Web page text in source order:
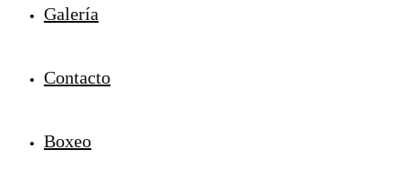
Galería
Contacto
Boxeo